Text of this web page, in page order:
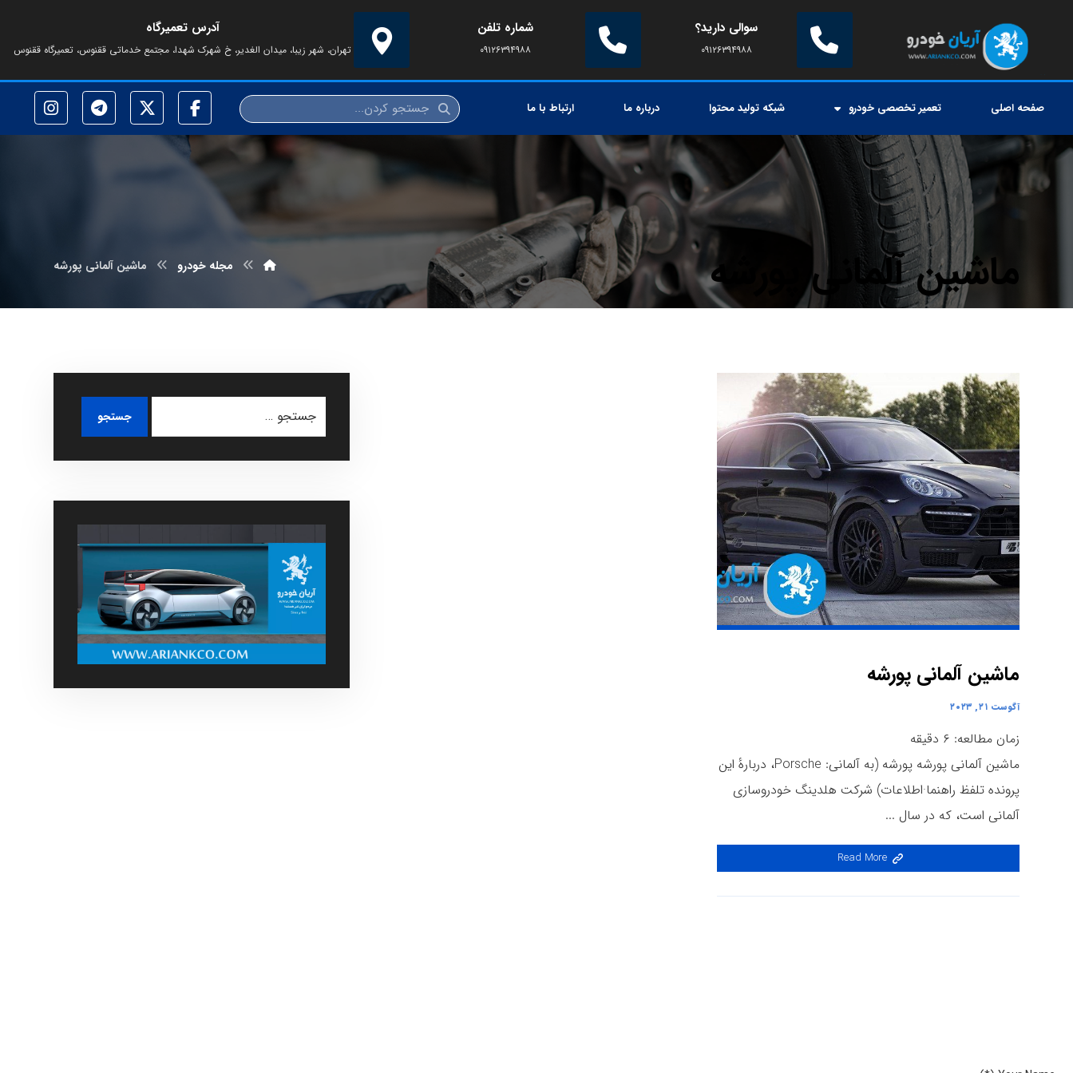
سوالی دارید؟
۰۹۱۲۶۳۹۴۹۸۸
شماره تلفن
۰۹۱۲۶۳۹۴۹۸۸
آدرس تعمیرگاه
تهران، شهر زیبا، میدان الغدیر، خ شهرک شهدا، مجتمع خدماتی ققنوس، تعمیرگاه ققنوس
صفحه اصلی تعمیر تخصصی خودرو شبکه تولید محتوا درباره ما ارتباط با ما
ماشین آلمانی پورشه مجله خودرو ماشین آلمانی پورشه
ماشین آلمانی پورشه
آگوست ۲۱, ۲۰۲۳
زمان مطالعه: ۶ دقیقه
ماشین آلمانی پورشه پورشه (به آلمانی: Porsche، دربارهٔ این
پرونده تلفظ راهنما·اطلاعات) شرکت هلدینگ خودروسازی
آلمانی است، که در سال ...
Read More
جستجو